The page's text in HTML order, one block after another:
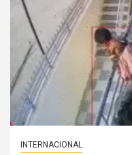
INTERNACIONAL